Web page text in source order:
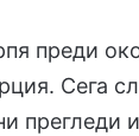
преди
Сега
прегледи